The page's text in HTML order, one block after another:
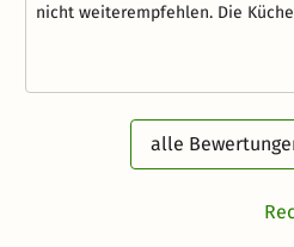
nicht weiterempfehlen. Die
alle